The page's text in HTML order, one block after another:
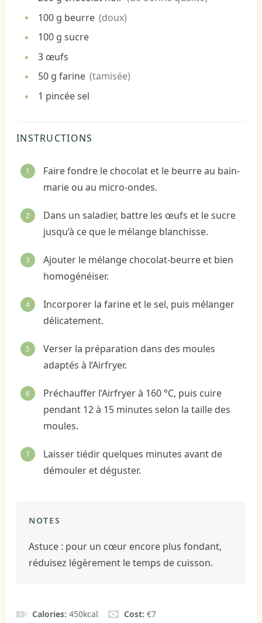
100 g beurre (doux)
100 g sucre
3œufs
50 g farine (tamisée)
1 pincéesel
INSTRUCTIONS
Faire fondre le chocolat et le beurre au bain-
marie ou au micro-ondes.
Dans un saladier, battre les œufs et le sucre
jusqu’à ce que le mélange blanchisse.
Ajouter le mélange chocolat-beurre et bien
homogénéiser.
Incorporer la farine et le sel, puis mélanger
délicatement.
Verser la préparation dans des moules
adaptés à l’Airfryer.
Préchauffer l’Airfryer à 160 °C, puis cuire
pendant 12 à 15 minutes selon la taille des
moules.
Laisser tiédir quelques minutes avant de
démouler et déguster.
NOTES
Astuce : pour un cœur encore plus fondant,
réduisez légèrement le temps de cuisson.
Calories:450kcal Cost:€7